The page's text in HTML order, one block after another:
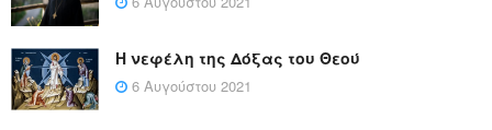
Η νεφέλη της Δόξας του Θεού
6 Αυγούστου 2021